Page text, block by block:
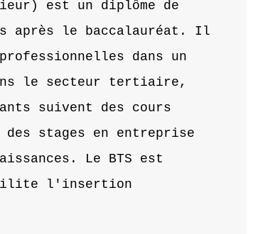
est un diplôme de
après le baccalauréat. Il
dans un
le secteur tertiaire,
suivent des cours
stages en entreprise
Le BTS est
l'insertion